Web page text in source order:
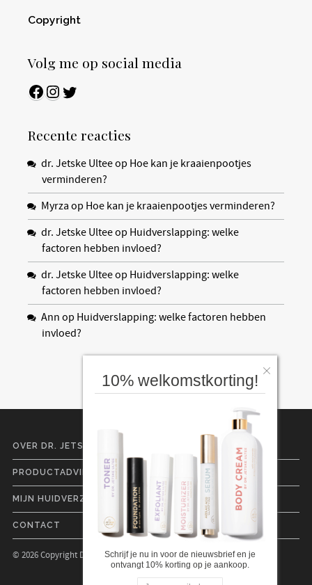
Copyright
Volg me op social media
Facebook
Instagram
Twitter
Recente reacties
dr. Jetske Ulteeop Hoe kan je kraaienpootjes
verminderen?
Myrza op Hoe kan je kraaienpootjes verminderen?
dr. Jetske Ulteeop Huidverslapping: welke
factoren hebben invloed?
dr. Jetske Ulteeop Huidverslapping: welke
factoren hebben invloed?
Ann op Huidverslapping: welke factoren hebben
invloed?
OVER DR. JETSKE ULTEE
PRODUCTADVIES
MIJN HUIDVERZORGINGSLIJN
CONTACT
© 2026 Copyright Dr. Jetske Ultee |Cookies|Privacyverklaring
10% welkomstkorting!
Schrijf je nu in voor de nieuwsbrief en je
ontvangt 10% korting op je aankoop.